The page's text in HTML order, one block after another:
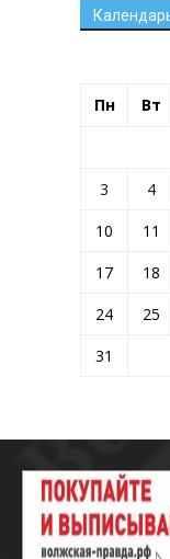
Пн Вт
3
4
10
11
17
18
24
25
31